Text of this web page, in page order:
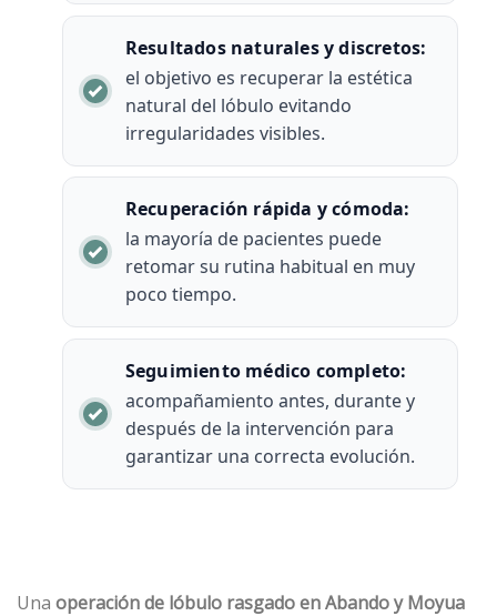
Resultados naturales y discretos:
el objetivo es recuperar la estética
natural del lóbulo evitando
irregularidades visibles.
Recuperación rápida y cómoda:
la mayoría de pacientes puede
retomar su rutina habitual en muy
poco tiempo.
Seguimiento médico completo:
acompañamiento antes, durante y
después de la intervención para
garantizar una correcta evolución.
Una operación de lóbulo rasgado en Abando y Moyua